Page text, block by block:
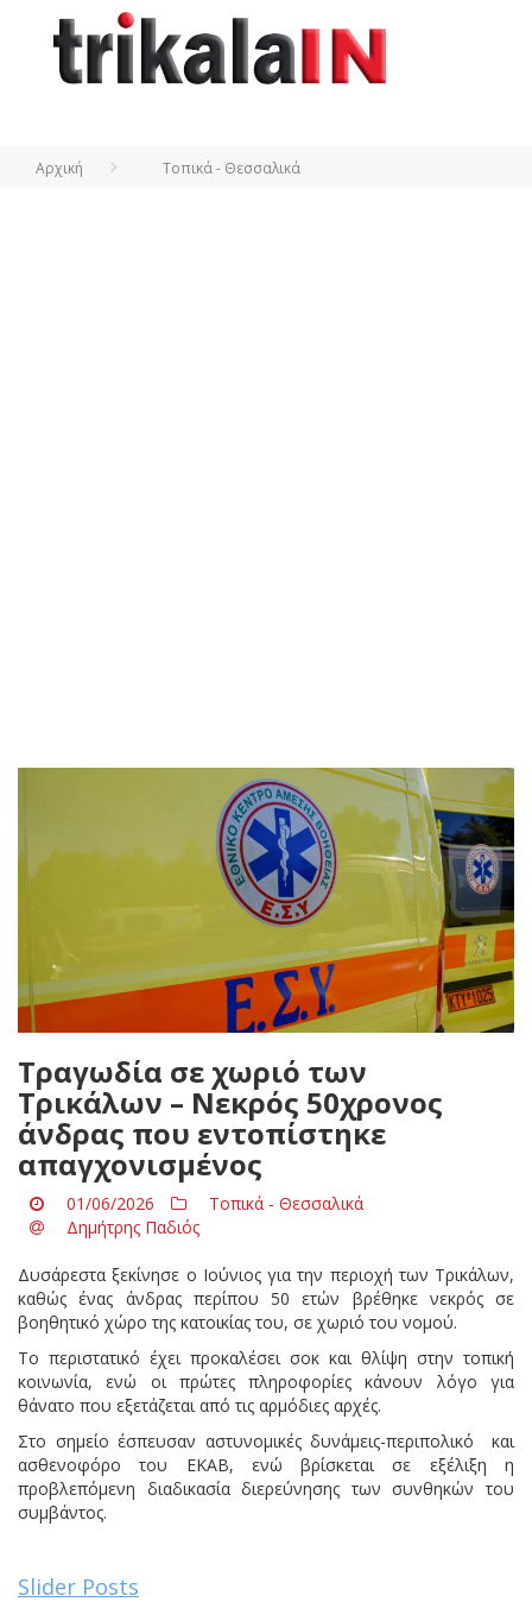
Αρχική Τοπικά - Θεσσαλικά
Τραγωδία σε χωριό των
Τρικάλων – Νεκρός 50χρονος
άνδρας που εντοπίστηκε
απαγχονισμένος
01/06/2026
Τοπικά - Θεσσαλικά
Δημήτρης Παδιός
Δυσάρεστα ξεκίνησε ο Ιούνιος για την περιοχή των Τρικάλων,
καθώς ένας άνδρας περίπου 50 ετών βρέθηκε νεκρός σε
βοηθητικό χώρο της κατοικίας του, σε χωριό του νομού.
Το περιστατικό έχει προκαλέσει σοκ και θλίψη στην τοπική
κοινωνία, ενώ οι πρώτες πληροφορίες κάνουν λόγο για
θάνατο που εξετάζεται από τις αρμόδιες αρχές.
Στο σημείο έσπευσαν αστυνομικές δυνάμεις-περιπολικό και
ασθενοφόρο του ΕΚΑΒ, ενώ βρίσκεται σε εξέλιξη η
προβλεπόμενη διαδικασία διερεύνησης των συνθηκών του
συμβάντος.
Slider Posts